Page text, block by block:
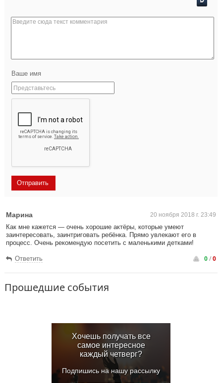
Ваше имя
Марина 20 ноября 2018 г. 23:49
Как мне кажется — очень хорошие актёры, которые умеют
заинтересовать, заинтриговать ребёнка. Прямо увлекают его в
процесс. Очень рекомендую посетить с маленькими детками!
Ответить 0/0
Прошедшие события
Хочешь получать все
самое интересное
каждый четверг?
Подпишись на нашу рассылку